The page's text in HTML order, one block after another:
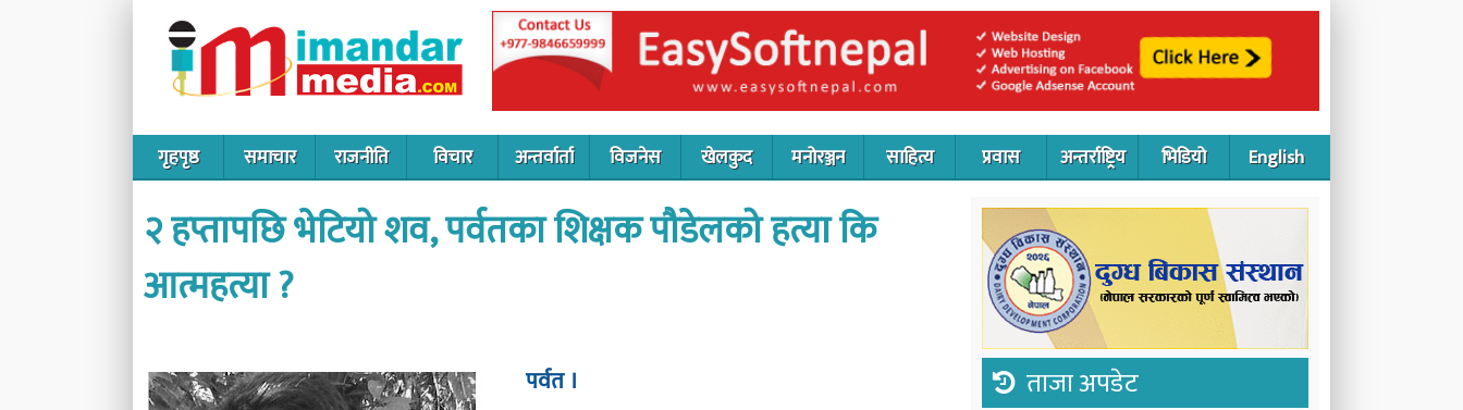
गृहपृष्ठ समाचार राजनीति विचार अन्तर्वार्ता विजनेस खेलकुद मनोरञ्जन साहित्य प्रवास अन्तर्राष्ट्रिय भिडियो English
२ हप्तापछि भेटियो शव, पर्वतका शिक्षक पौडेलको हत्या कि
आत्महत्या ?
पर्वत ।
ताजा अपडेट